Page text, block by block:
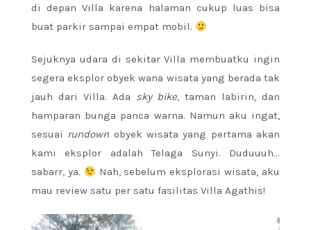
di depan Villa karena halaman cukup luas bisa
buat parkir sampai empat mobil.
Sejuknya udara di sekitar Villa membuatku ingin
segera eksplor obyek wana wisata yang berada tak
jauh dari Villa. Ada sky bike, taman labirin, dan
hamparan bunga panca warna. Namun aku ingat,
sesuai rundown obyek wisata yang pertama akan
kami eksplor adalah Telaga Sunyi. Duduuuh…
sabarr, ya.
Nah, sebelum eksplorasi wisata, aku
mau review satu per satu fasilitas Villa Agathis!